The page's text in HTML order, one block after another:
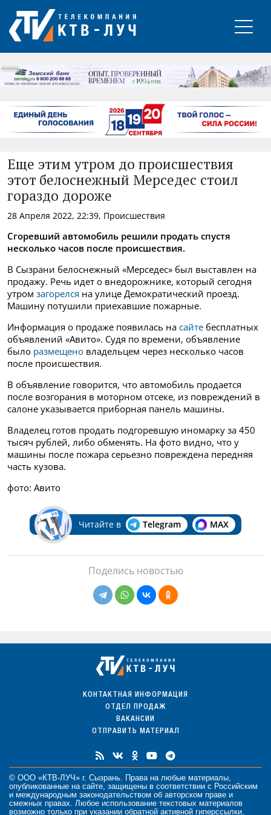
РЕКЛАМА
Еще этим утром до происшествия
этот белоснежный Мерседес стоил
гораздо дороже
28 Апреля 2022, 22:39, Происшествия
Сгоревший автомобиль решили продать спустя
несколько часов после происшествия.
В Сызрани белоснежный «Мерседес» был выставлен на
продажу. Речь идет о внедорожнике, который сегодня
утром загорелся на улице Демократический проезд.
Машину потушили приехавшие пожарные.
Информация о продаже появилась на сайте бесплатных
объявлений «Авито». Судя по времени, объявление
было размещено владельцем через несколько часов
после происшествия.
В объявление говорится, что автомобиль продается
после возгорания в моторном отсеке, из повреждений в
салоне указывается приборная панель машины.
Владелец готов продать подгоревшую иномарку за 450
тысяч рублей, либо обменять. На фото видно, что у
машины после пожара серьезно повреждена передняя
часть кузова.
фото: Авито
Читайте в Telegram MAX
Поделись новостью
КОНТАКТНАЯ ИНФОРМАЦИЯ
ОТДЕЛ ПРОДАЖ
ВАКАНСИИ
ОТПРАВИТЬ МАТЕРИАЛ
© ООО «КТВ-ЛУЧ» г. Сызрань. Права на любые материалы
опубликованные на сайте, защищены в соответствии с Российским
и международным законодательством об авторском праве и
смежных правах. Любое использование текстовых материалов
возможно только при указании обратной активной гиперссылки.